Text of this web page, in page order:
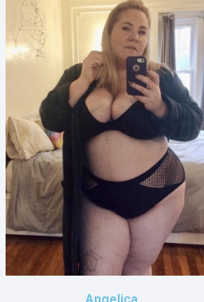
Angelica